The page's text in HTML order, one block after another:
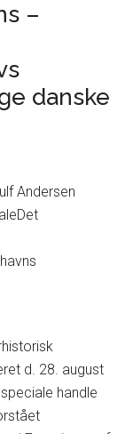
of
–
danske
Andersen
d. 28. august
handle